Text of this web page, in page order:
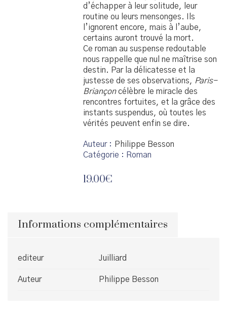
d’échapper à leur solitude, leur
routine ou leurs mensonges. Ils
l’ignorent encore, mais à l’aube,
certains auront trouvé la mort.
Ce roman au suspense redoutable
nous rappelle que nul ne maîtrise son
destin. Par la délicatesse et la
justesse de ses observations, Paris-
Briançoncélèbre le miracle des
rencontres fortuites, et la grâce des
instants suspendus, où toutes les
vérités peuvent enfin se dire.
Auteur
Philippe Besson
Catégorie : Roman
19.00€
Informations complémentaires
editeur Juilliard
Auteur Philippe Besson